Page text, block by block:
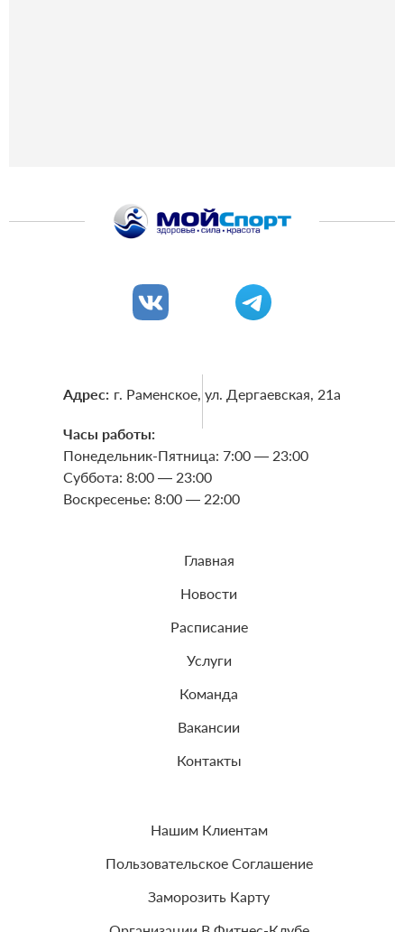
Главная
Новости
Расписание
Услуги
Команда
Вакансии
Контакты
Адрес: г. Раменское, ул. Дергаевская, 21a
Часы работы:
Понедельник-Пятница: 7:00 — 23:00
Суббота: 8:00 — 23:00
Воскресенье: 8:00 — 22:00
Нашим Клиентам
Пользовательское Соглашение
Заморозить Карту